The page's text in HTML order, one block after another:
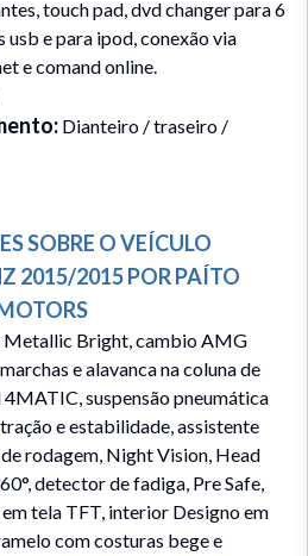
touch pad, dvd changer para 6
usb e para ipod, conexão via
e comand online.
: Dianteiro / traseiro /
SOBRE O VEÍCULO
2015/2015PORPAÍTO
Metallic Bright, cambio AMG
e alavanca na coluna de
suspensão pneumática
e estabilidade, assistente
rodagem, Night Vision, Head
detector de fadiga, Pre Safe,
tela TFT, interior Designo em
com costuras bege e